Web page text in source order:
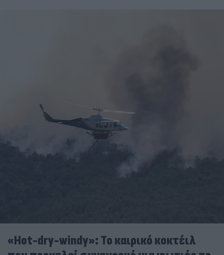
«Hot-dry-windy»: Το καιρικό κοκτέιλ